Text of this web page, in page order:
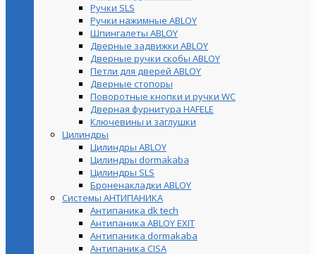
Ручки SLS
Ручки нажимные ABLOY
Шпингалеты ABLOY
Дверные задвижки ABLOY
Дверные ручки скобы ABLOY
Петли для дверей ABLOY
Дверные стопоры
Поворотные кнопки и ручки WC
Дверная фурнитура HAFELE
Ключевины и заглушки
Цилиндры
Цилиндры ABLOY
Цилиндры dormakaba
Цилиндры SLS
Броненакладки ABLOY
Системы АНТИПАНИКА
Антипаника dk tech
Антипаника ABLOY EXIT
Антипаника dormakaba
Антипаника СISA